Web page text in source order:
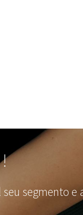
segmento e